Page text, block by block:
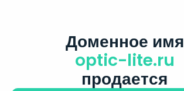
Доменное имя
optic-lite.ru
продается